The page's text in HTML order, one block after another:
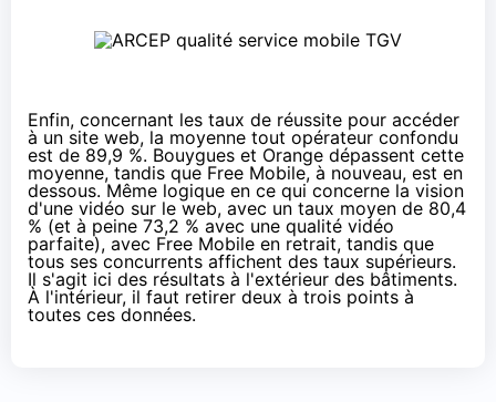
Enfin, concernant les taux de réussite pour accéder
à un site web, la moyenne tout opérateur confondu
est de 89,9 %. Bouygues et Orange dépassent cette
moyenne, tandis que Free Mobile, à nouveau, est en
dessous. Même logique en ce qui concerne la vision
d'une vidéo sur le web, avec un taux moyen de 80,4
% (et à peine 73,2 % avec une qualité vidéo
parfaite), avec Free Mobile en retrait, tandis que
tous ses concurrents affichent des taux supérieurs.
Il s'agit ici des résultats à l'extérieur des bâtiments.
À l'intérieur, il faut retirer deux à trois points à
toutes ces données.